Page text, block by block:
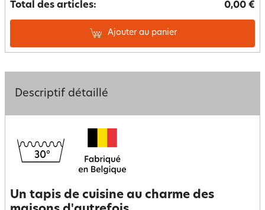
Total des articles: 0,00 €
Ajouter au panier
Descriptif détaillé
Un tapis de cuisine au charme des